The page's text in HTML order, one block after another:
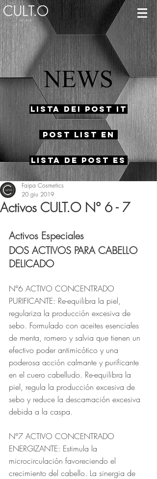
NEWS
Lista dei Post IT
Post List EN
Lista de Post ES
Activos CULT.O N° 6 - 7
Faipa Cosmetics
20 giu 2019
Activos Especiales
DOS ACTIVOS PARA CABELLO
DELICADO
N°6 ACTIVO CONCENTRADO
PURIFICANTE: ​Re-equilibra la piel,
regulariza la producción excesiva de
sebo. Formulado con aceites esenciales
de menta, romero y salvia que tienen un
efectivo poder antimicótico y una
poderosa acción calmante y purificante
en el cuero cabelludo. Re-equilibra la
piel, regula la producción excesiva de
sebo y reduce la descamación excesiva
debida a la caspa.
N°7 ACTIVO CONCENTRADO
ENERGIZANTE​: Estimula la
microcirculación favoreciendo el
crecimiento del cabello. La sinergia de